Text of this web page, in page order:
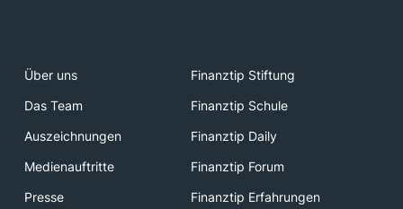
Über uns
Finanztip Stiftung
Das Team
Finanztip Schule
Auszeichnungen
Finanztip Daily
Medienauftritte
Finanztip Forum
Presse
Finanztip Erfahrungen